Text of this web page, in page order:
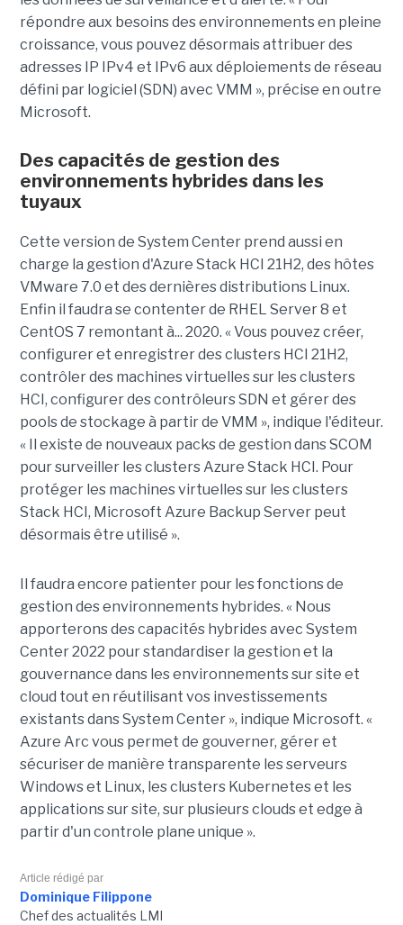
répondre aux besoins des environnements en pleine
croissance, vous pouvez désormais attribuer des
adresses IP IPv4 et IPv6 aux déploiements de réseau
défini par logiciel (SDN) avec VMM », précise en outre
Microsoft.
Des capacités de gestion des
environnements hybrides dans les
tuyaux
Cette version de System Center prend aussi en
charge la gestion d'Azure Stack HCI 21H2, des hôtes
VMware 7.0 et des dernières distributions Linux.
Enfin il faudra se contenter de RHEL Server 8 et
CentOS 7 remontant à... 2020. « Vous pouvez créer,
configurer et enregistrer des clusters HCI 21H2,
contrôler des machines virtuelles sur les clusters
HCI, configurer des contrôleurs SDN et gérer des
pools de stockage à partir de VMM », indique l'éditeur.
« Il existe de nouveaux packs de gestion dans SCOM
pour surveiller les clusters Azure Stack HCI. Pour
protéger les machines virtuelles sur les clusters
Stack HCI, Microsoft Azure Backup Server peut
désormais être utilisé ».
Il faudra encore patienter pour les fonctions de
gestion des environnements hybrides. « Nous
apporterons des capacités hybrides avec System
Center 2022 pour standardiser la gestion et la
gouvernance dans les environnements sur site et
cloud tout en réutilisant vos investissements
existants dans System Center », indique Microsoft. «
Azure Arc vous permet de gouverner, gérer et
sécuriser de manière transparente les serveurs
Windows et Linux, les clusters Kubernetes et les
applications sur site, sur plusieurs clouds et edge à
partir d'un controle plane unique ».
Article rédigé par
Dominique Filippone
Chef des actualités LMI